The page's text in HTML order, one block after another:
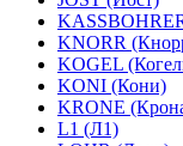
KNORR
KOGEL
KONI (Кони)
KRONE
L1 (Л1)